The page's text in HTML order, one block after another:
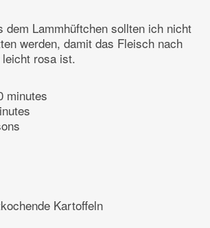
dem Lammhüftchen sollten ich nicht
werden, damit das Fleisch nach
rosa ist.
minutes
Kartoffeln